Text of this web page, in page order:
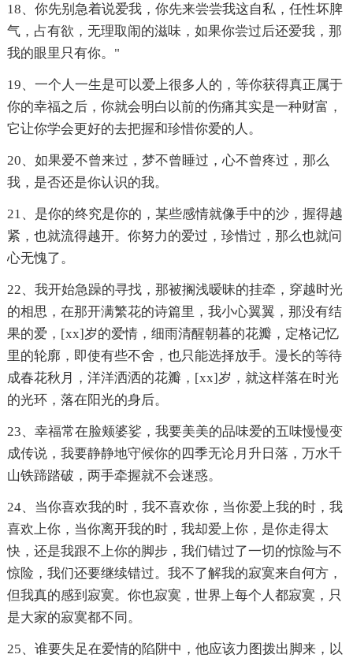
18、你先别急着说爱我，你先来尝尝我这自私，任性坏脾
气，占有欲，无理取闹的滋味，如果你尝过后还爱我，那
我的眼里只有你。"
19、一个人一生是可以爱上很多人的，等你获得真正属于
你的幸福之后，你就会明白以前的伤痛其实是一种财富，
它让你学会更好的去把握和珍惜你爱的人。
20、如果爱不曾来过，梦不曾睡过，心不曾疼过，那么
我，是否还是你认识的我。
21、是你的终究是你的，某些感情就像手中的沙，握得越
紧，也就流得越开。你努力的爱过，珍惜过，那么也就问
心无愧了。
22、我开始急躁的寻找，那被搁浅暧昧的挂牵，穿越时光
的相思，在那开满繁花的诗篇里，我小心翼翼，那没有结
果的爱，[xx]岁的爱情，细雨清醒朝暮的花瓣，定格记忆
里的轮廓，即使有些不舍，也只能选择放手。漫长的等待
成春花秋月，洋洋洒洒的花瓣，[xx]岁，就这样落在时光
的光环，落在阳光的身后。
23、幸福常在脸颊婆娑，我要美美的品味爱的五味慢慢变
成传说，我要静静地守候你的四季无论月升日落，万水千
山铁蹄踏破，两手牵握就不会迷惑。
24、当你喜欢我的时，我不喜欢你，当你爱上我的时，我
喜欢上你，当你离开我的时，我却爱上你，是你走得太
快，还是我跟不上你的脚步，我们错过了一切的惊险与不
惊险，我们还要继续错过。我不了解我的寂寞来自何方，
但我真的感到寂寞。你也寂寞，世界上每个人都寂寞，只
是大家的寂寞都不同。
25、谁要失足在爱情的陷阱中，他应该力图拨出脚来，以